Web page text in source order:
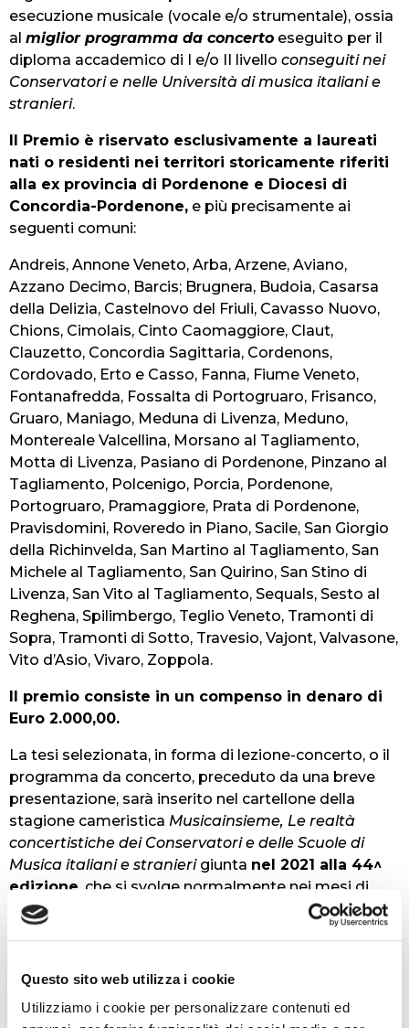
Questo sito web utilizza i cookie
Utilizziamo i cookie per personalizzare contenuti ed
esecuzione musicale (vocale e/o strumentale), ossia
al miglior programma da concerto eseguito per il
diploma accademico di I e/o II livello conseguiti nei
Conservatori e nelle Università di musica italiani e
stranieri.
Il Premio è riservato esclusivamente a laureati
nati o residenti nei territori storicamente riferiti
alla ex provincia di Pordenone e Diocesi di
Concordia-Pordenone, e più precisamente ai
seguenti comuni:
Andreis, Annone Veneto, Arba, Arzene, Aviano,
Azzano Decimo, Barcis; Brugnera, Budoia, Casarsa
della Delizia, Castelnovo del Friuli, Cavasso Nuovo,
Chions, Cimolais, Cinto Caomaggiore, Claut,
Clauzetto, Concordia Sagittaria, Cordenons,
Cordovado, Erto e Casso, Fanna, Fiume Veneto,
Fontanafredda, Fossalta di Portogruaro, Frisanco,
Gruaro, Maniago, Meduna di Livenza, Meduno,
Montereale Valcellina, Morsano al Tagliamento,
Motta di Livenza, Pasiano di Pordenone, Pinzano al
Tagliamento, Polcenigo, Porcia, Pordenone,
Portogruaro, Pramaggiore, Prata di Pordenone,
Pravisdomini, Roveredo in Piano, Sacile, San Giorgio
della Richinvelda, San Martino al Tagliamento, San
Michele al Tagliamento, San Quirino, San Stino di
Livenza, San Vito al Tagliamento, Sequals, Sesto al
Reghena, Spilimbergo, Teglio Veneto, Tramonti di
Sopra, Tramonti di Sotto, Travesio, Vajont, Valvasone,
Vito d’Asio, Vivaro, Zoppola.
Il premio consiste in un compenso in denaro di
Euro 2.000,00.
La tesi selezionata, in forma di lezione-concerto, o il
programma da concerto, preceduto da una breve
presentazione, sarà inserito nel cartellone della
stagione cameristica Musicainsieme, Le realtà
concertistiche dei Conservatori e delle Scuole di
Musica italiani e stranierigiunta nel 2021 alla 44^
edizione , che si svolge normalmente nei mesi di
febbraio/marzo presso l’Auditorium Lino Zanussi
della Casa Zanussi di Pordenone, in via Concordia 7,
ore 11.
Il premio ha cadenza annuale.